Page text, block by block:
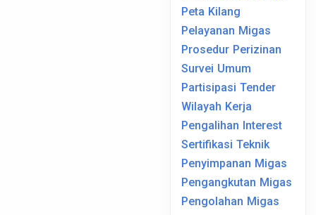
Peta Kilang
Pelayanan Migas
Prosedur Perizinan
Survei Umum
Partisipasi Tender
Wilayah Kerja
Pengalihan Interest
Sertifikasi Teknik
Penyimpanan Migas
Pengangkutan Migas
Pengolahan Migas